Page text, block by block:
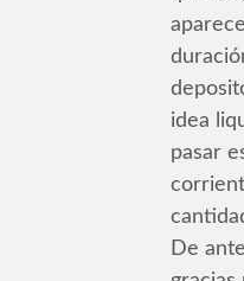
idea
pasar
De